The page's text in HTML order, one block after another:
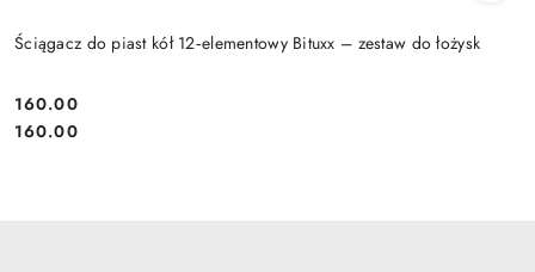
Ściągacz do piast kół 12‑elementowy Bituxx – zestaw do łożysk
Cena:
160.00
Cena:
160.00